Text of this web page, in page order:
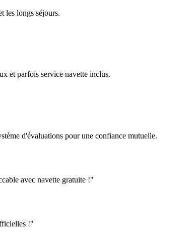
les longs séjours.
et parfois service navette inclus.
d'évaluations pour une confiance mutuelle.
avec navette gratuite !"
!"